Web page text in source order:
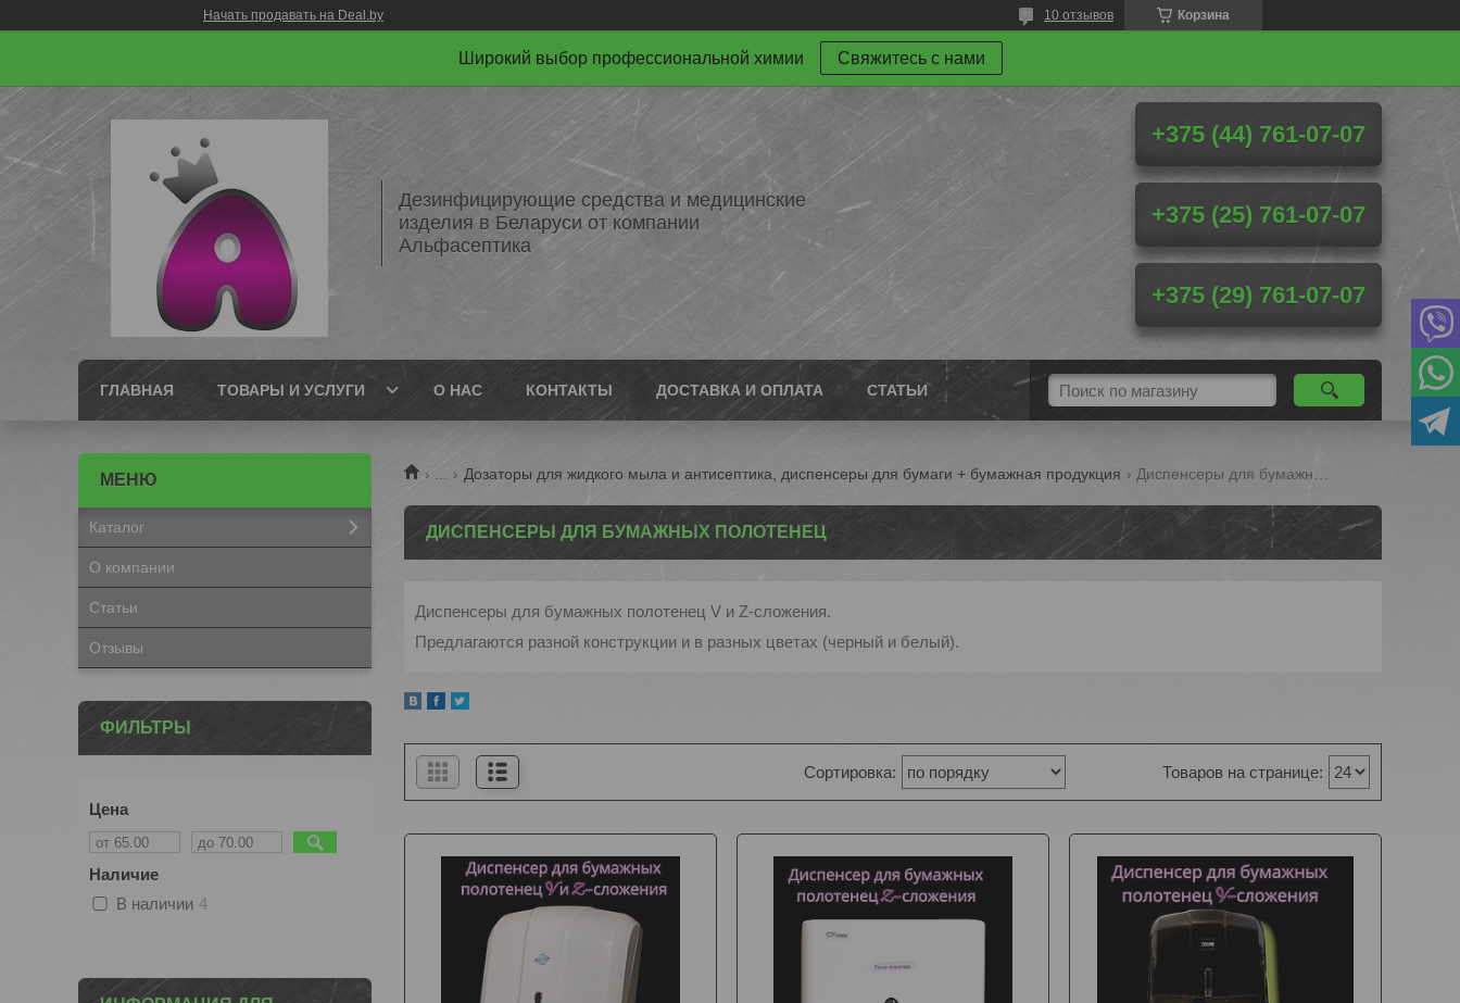
Начать продавать на Deal.by Корзина
10 отзывов
Широкий выбор профессиональной химии Свяжитесь с нами
Дезинфицирующие средства и медицинские
изделия в Беларуси от компании
Альфасептика
+375 (44) 761-07-07
+375 (25) 761-07-07
+375 (29) 761-07-07
ГЛАВНАЯ ТОВАРЫ И УСЛУГИ О НАС КОНТАКТЫ ДОСТАВКА И ОПЛАТА СТАТЬИ
Дозаторы для жидкого мыла и антисептика, диспенсеры для бумаги + бумажная продукция
ДИСПЕНСЕРЫ ДЛЯ БУМАЖНЫХ ПОЛОТЕНЕЦ
Диспенсеры для бумажных полотенец V и Z-сложения.
Предлагаются разной конструкции и в разных цветах (черный и белый).
Каталог
О компании
Статьи
Отзывы
ФИЛЬТРЫ
Цена
Наличие
В наличии 4